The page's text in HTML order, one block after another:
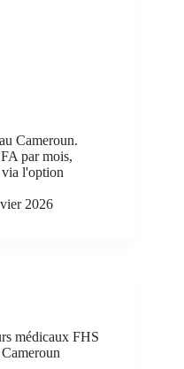
Cameroun.
par mois,
via l'option
2026
médicaux FHS